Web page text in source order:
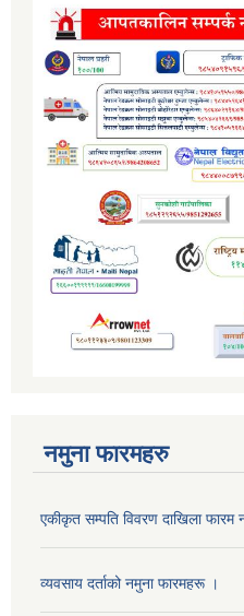
नमुना फारमहरु
एकीकृत सम्पति विवरण दाखिला फारम
व्यवसाय दर्ताको नमुना फारमहरू ।